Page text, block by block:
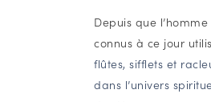
Depuis que
connus à ce jour
flûtes, sifflets et
dans l’univers